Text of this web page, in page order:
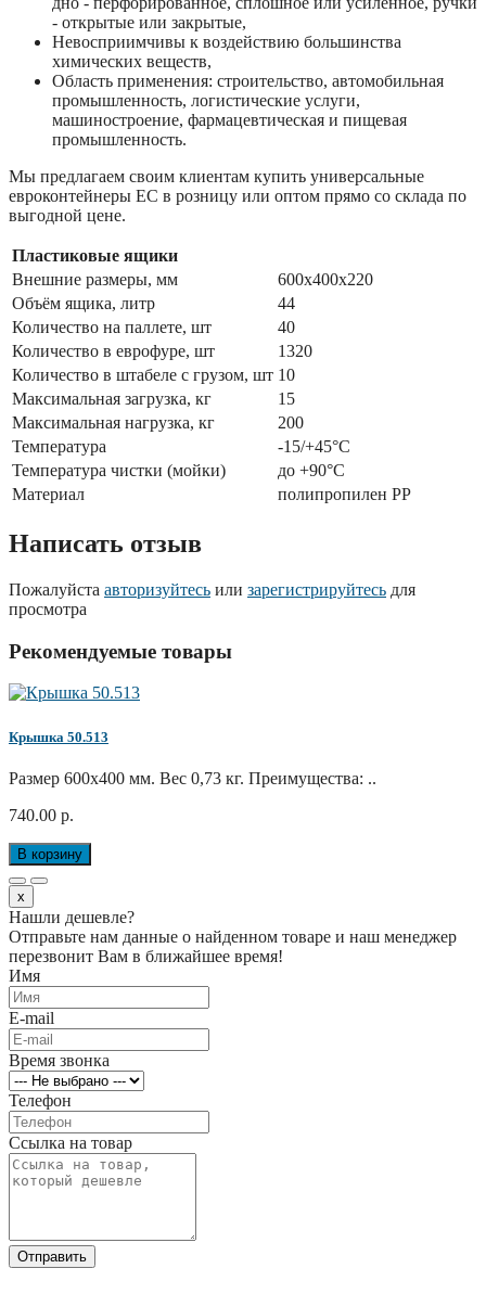
- открытые или закрытые,
Невосприимчивы к воздействию большинства
химических веществ,
Область применения: строительство, автомобильная
промышленность, логистические услуги,
машиностроение, фармацевтическая и пищевая
промышленность.
Мы предлагаем своим клиентам купить универсальные
евроконтейнеры ЕС в розницу или оптом прямо со склада по
выгодной цене.
Пластиковые ящики
Внешние размеры, мм
600x400x220
Объём ящика, литр
44
Количество на паллете, шт
40
Количество в еврофуре, шт
1320
Количество в штабеле с грузом, шт 10
Максимальная загрузка, кг
15
Максимальная нагрузка, кг
200
Температура
-15/+45°С
Температура чистки (мойки)
до +90°С
Материал
полипропилен РР
Написать отзыв
Пожалуйста авторизуйтесь или зарегистрируйтесь для
просмотра
Рекомендуемые товары
Крышка 50.513
Размер 600x400 мм. Вес 0,73 кг. Преимущества: ..
740.00 р.
В корзину
x
Нашли дешевле?
Отправьте нам данные о найденном товаре и наш менеджер
перезвонит Вам в ближайшее время!
Имя
E-mail
Время звонка
Телефон
Ссылка на товар
Отправить